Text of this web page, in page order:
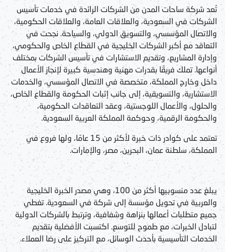
تُعد شركة ساحات المدن من الشركات الرائدة في خدمات تأسيس
الشركات في السعودية، والعلاقات العامة، والعلاقات الحكومية،
والاتصال المؤسسي، والتسويق الدولي، والسياحة. نجحت في
التعاقد مع أكبر الشركات الخليجية في القطاع الخاص والحكومي،
وإدارة المشاريع، وتقديم الاستشارات في تأسيس الشركات بمختلف
أنواعها. تملك فريقًا بقدرات مهنية وهندسية كبيرة لإنجاز الأعمال
داخل وخارج المملكة، متخصصة في الاتصال المؤسسي، والخدمات
الاستشارية، والتسويقية، إلى جانب إثبات الحكومة والقطاع الخاص،
والحلول، والأعمال اللوجستية، وعقد التعاقدات الحكومية،
والحكومة الرقمية، وحوكمة المملكة العربية السعودية.
تعتمد على كوادر ذات خبرة لأكثر من 15 عامًا، ولها فروع في
المملكة، سلطنة عمان، البحرين، مصر، والإمارات.
يبلغ عدد منسوبيها أكثر من 100، وهي مصدر الخبرة الخليجية
والعربية فيتحويل مؤسسة إلى شركة في السعودية . تغطي
جميع متطلبات أعمالها بنزاهة وشفافية، وترتبط بالشركات الدولية
لتبادل الخبرات، مع طموح للتوسع. اكتسبت الأفضلية بتقديم
الخدمات التأسيسية بأحدث الوسائل، مع التركيز على رضا العملاء.